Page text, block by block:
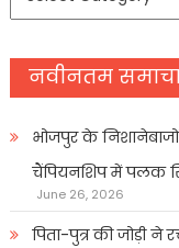
नवीनतम
भोजपुर के निशानेबाजों
चैंपियनशिप में पलक
June 26, 2026
पिता-पुत्र की जोड़ी ने